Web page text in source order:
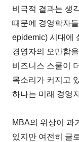
비극적 결과는 생
때문에 경영학자
epidemic) 시대에
경영자의 오만함
비즈니스 스쿨이
목소리가 커지고
하나는 미래 경영
MBA의 위상이 과
있지만 여전히 글